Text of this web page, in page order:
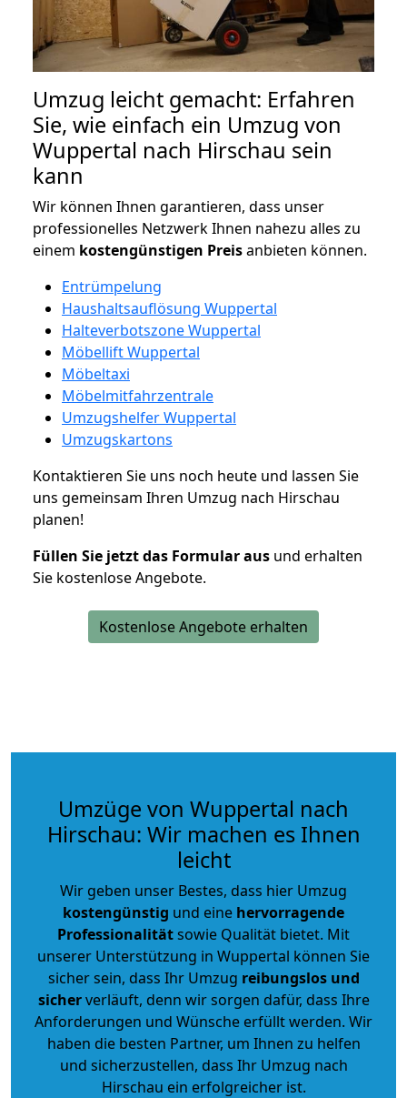
Umzug leicht gemacht: Erfahren
Sie, wie einfach ein Umzug von
Wuppertal nach Hirschau sein
kann
Wir können Ihnen garantieren, dass unser
professionelles Netzwerk Ihnen nahezu alles zu
einem kostengünstigen Preisanbieten können.
Entrümpelung
Haushaltsauflösung Wuppertal
Halteverbotszone Wuppertal
Möbellift Wuppertal
Möbeltaxi
Möbelmitfahrzentrale
Umzugshelfer Wuppertal
Umzugskartons
Kontaktieren Sie uns noch heute und lassen Sie
uns gemeinsam Ihren Umzug nach Hirschau
planen!
Füllen Sie jetzt das Formular aus und erhalten
Sie kostenlose Angebote.
Kostenlose Angebote erhalten
Umzüge von Wuppertal nach
Hirschau: Wir machen es Ihnen
leicht
Wir geben unser Bestes, dass hier Umzug
kostengünstig und eine hervorragende
Professionalitätsowie Qualität bietet. Mit
unserer Unterstützung in Wuppertal können Sie
sicher sein, dass Ihr Umzug reibungslos und
sicherverläuft, denn wir sorgen dafür, dass Ihre
Anforderungen und Wünsche erfüllt werden. Wir
haben die besten Partner, um Ihnen zu helfen
und sicherzustellen, dass Ihr Umzug nach
Hirschau ein erfolgreicher ist.